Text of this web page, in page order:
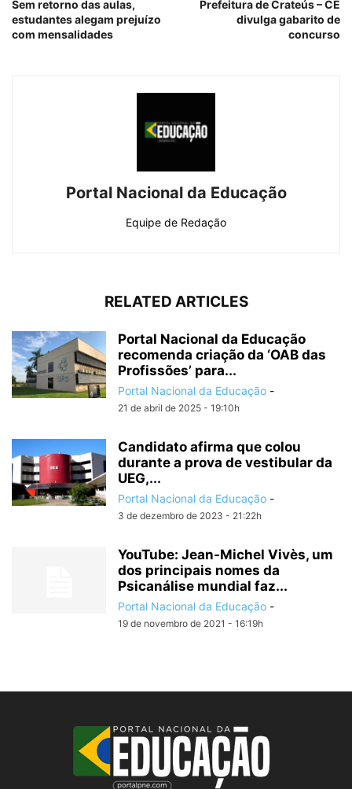
Sem retorno das aulas,
estudantes alegam prejuízo
com mensalidades
Prefeitura de Crateús – CE
divulga gabarito de
concurso
Portal Nacional da Educação
Equipe de Redação
RELATED ARTICLES
Portal Nacional da Educação
recomenda criação da ‘OAB das
Profissões’ para...
Portal Nacional da Educação -
21 de abril de 2025 - 19:10h
Candidato afirma que colou
durante a prova de vestibular da
UEG,...
Portal Nacional da Educação -
3 de dezembro de 2023 - 21:22h
YouTube: Jean-Michel Vivès, um
dos principais nomes da
Psicanálise mundial faz...
Portal Nacional da Educação -
19 de novembro de 2021 - 16:19h